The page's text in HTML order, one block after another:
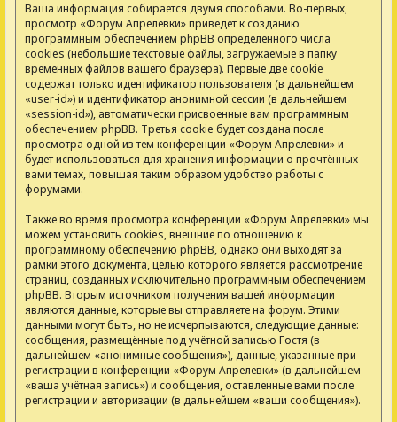
Ваша информация собирается двумя способами. Во-первых,
просмотр «Форум Апрелевки» приведёт к созданию
программным обеспечением phpBB определённого числа
cookies (небольшие текстовые файлы, загружаемые в папку
временных файлов вашего браузера). Первые две cookie
содержат только идентификатор пользователя (в дальнейшем
«user-id») и идентификатор анонимной сессии (в дальнейшем
«session-id»), автоматически присвоенные вам программным
обеспечением phpBB. Третья cookie будет создана после
просмотра одной из тем конференции «Форум Апрелевки» и
будет использоваться для хранения информации о прочтённых
вами темах, повышая таким образом удобство работы с
форумами.
Также во время просмотра конференции «Форум Апрелевки» мы
можем установить cookies, внешние по отношению к
программному обеспечению phpBB, однако они выходят за
рамки этого документа, целью которого является рассмотрение
страниц, созданных исключительно программным обеспечением
phpBB. Вторым источником получения вашей информации
являются данные, которые вы отправляете на форум. Этими
данными могут быть, но не исчерпываются, следующие данные:
сообщения, размещённые под учётной записью Гостя (в
дальнейшем «анонимные сообщения»), данные, указанные при
регистрации в конференции «Форум Апрелевки» (в дальнейшем
«ваша учётная запись») и сообщения, оставленные вами после
регистрации и авторизации (в дальнейшем «ваши сообщения»).